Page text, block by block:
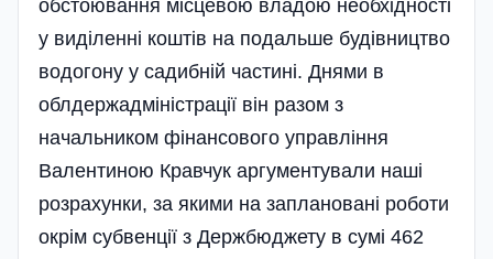
обстоювання місцевою владою необхідності
у виділенні коштів на подаль­ше будівництво
водогону у садибній частин­і. Днями в
облдержадміністрації він разом з
начальником фінансового управління
Валенти­ною Кравчук аргументували наші
розрахунки, за якими на заплановані роботи
окрім субвенції з Держбюджету в сумі 462